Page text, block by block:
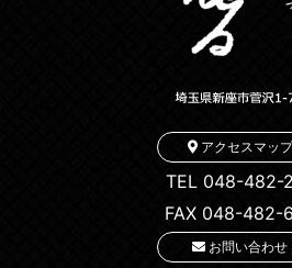
アクセスマッ
TEL 048-482-
FAX 048-482-
お問い合わせ